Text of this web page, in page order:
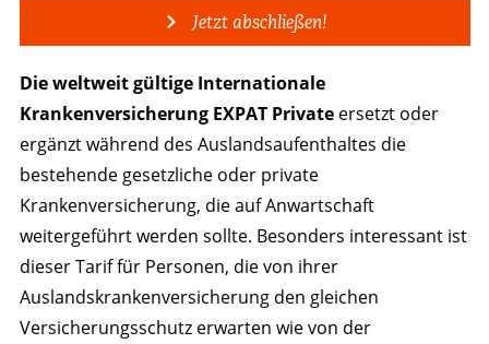
Jetzt abschließen!
Die weltweit gültige Internationale
Krankenversicherung EXPAT Private ersetzt oder
ergänzt während des Auslandsaufenthaltes die
bestehende gesetzliche oder private
Krankenversicherung, die auf Anwartschaft
weitergeführt werden sollte. Besonders interessant ist
dieser Tarif für Personen, die von ihrer
Auslandskrankenversicherung den gleichen
Versicherungsschutz erwarten wie von der